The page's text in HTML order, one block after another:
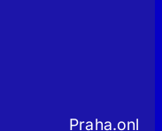
Praha.onl